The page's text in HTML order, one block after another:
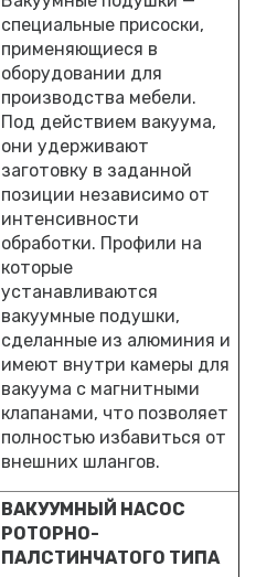
специальные присоски,
применяющиеся в
оборудовании для
производства мебели.
Под действием вакуума,
они удерживают
заготовку в заданной
позиции независимо от
интенсивности
обработки. Профили на
которые
устанавливаются
вакуумные подушки,
сделанные из алюминия и
имеют внутри камеры для
вакуума с магнитными
клапанами, что позволяет
полностью избавиться от
внешних шлангов.
ВАКУУМНЫЙ НАСОС
РОТОРНО-
ПАЛСТИНЧАТОГО ТИПА